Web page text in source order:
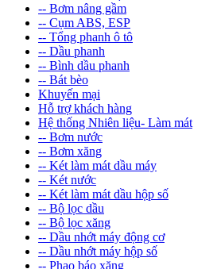
-- Bơm nâng gầm
-- Cụm ABS, ESP
-- Tổng phanh ô tô
-- Dầu phanh
-- Bình dầu phanh
-- Bát bèo
Khuyến mại
Hỗ trợ khách hàng
Hệ thống Nhiên liệu- Làm mát
-- Bơm nước
-- Bơm xăng
-- Két làm mát dầu máy
-- Két nước
-- Két làm mát dầu hộp số
-- Bộ lọc dầu
-- Bộ lọc xăng
-- Dầu nhớt máy động cơ
-- Dầu nhớt máy hộp số
-- Phao báo xăng